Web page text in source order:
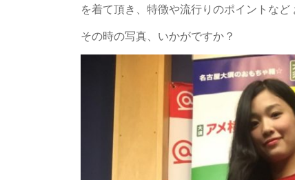
を着て頂き、特徴や流行りのポイントなど
その時の写真、いかがですか？